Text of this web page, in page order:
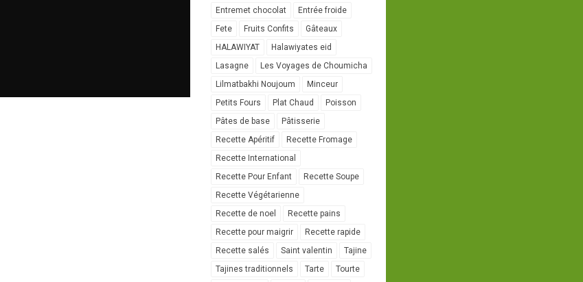
Entremet chocolat
Entrée froide
Fete
Fruits Confits
Gâteaux
HALAWIYAT
Halawiyates eid
Lasagne
Les Voyages de Choumicha
Lilmatbakhi Noujoum
Minceur
Petits Fours
Plat Chaud
Poisson
Pâtes de base
Pâtisserie
Recette Apéritif
Recette Fromage
Recette International
Recette Pour Enfant
Recette Soupe
Recette Végétarienne
Recette de noel
Recette pains
Recette pour maigrir
Recette rapide
Recette salés
Saint valentin
Tajine
Tajines traditionnels
Tarte
Tourte